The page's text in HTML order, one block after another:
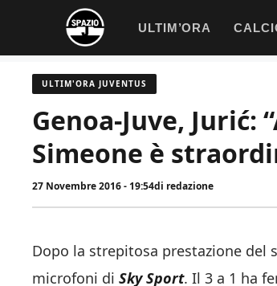
contenuto
ULTIM’ORA
ULTIM'ORA JUVENTUS
Genoa-Juve,
Simeone è
27 Novembre 2016 - 19:54di redazione
Dopo la strepitosa prestazione del
microfoni di Sky Sport. Il 3 a 1 ha